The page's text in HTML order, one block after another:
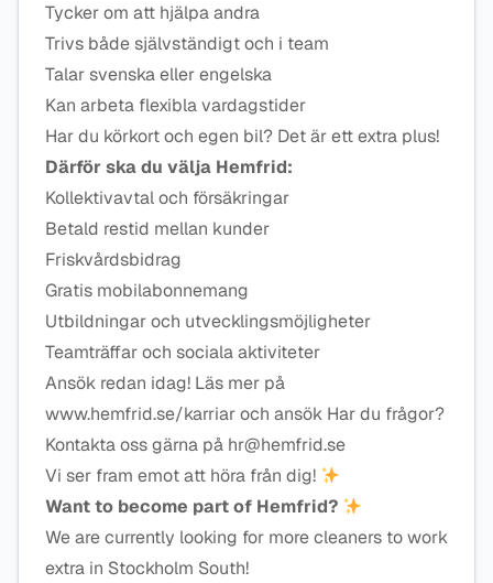
Tycker om att hjälpa andra
Trivs både självständigt och i team
Talar svenska eller engelska
Kan arbeta flexibla vardagstider
Har du körkort och egen bil? Det är ett extra plus!
Därför ska du välja Hemfrid:
Kollektivavtal och försäkringar
Betald restid mellan kunder
Friskvårdsbidrag
Gratis mobilabonnemang
Utbildningar och utvecklingsmöjligheter
Teamträffar och sociala aktiviteter
Ansök redan idag! Läs mer på
www.hemfrid.se/karriar och ansök Har du frågor?
Kontakta oss gärna på hr@hemfrid.se
Vi ser fram emot att höra från dig!
Want to become part of Hemfrid?
We are currently looking for more cleaners to work
extra in Stockholm South!